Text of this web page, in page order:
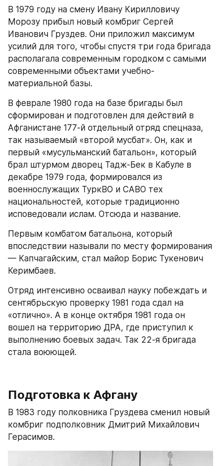
В 1979 году на смену Ивану Кирилловичу
Морозу прибыл новый комбриг Сергей
Иванович Груздев. Они приложил максимум
усилий для того, чтобы спустя три года бригада
располагала современным городком с самыми
современными объектами учебно-
материальной базы.
В феврале 1980 года на базе бригады был
сформирован и подготовлен для действий в
Афганистане 177-й отдельный отряд спецназа,
так называемый «второй мусбат». Он, как и
первый «мусульманский батальон», который
брал штурмом дворец Тадж-Бек в Кабуле в
декабре 1979 года, формировался из
военнослужащих ТуркВО и САВО тех
национальностей, которые традиционно
исповедовали ислам. Отсюда и название.
Первым комбатом батальона, который
впоследствии называли по месту формирования
— Капчагайским, стал майор Борис Тукенович
Керимбаев.
Отряд интенсивно осваивал науку побеждать и
сентябрьскую проверку 1981 года сдал на
«отлично». А в конце октября 1981 года он
вошел на территорию ДРА, где приступил к
выполнению боевых задач. Так 22-я бригада
стала воюющей.
Подготовка к Афгану
В 1983 году полковника Груздева сменил новый
комбриг подполковник Дмитрий Михайлович
Герасимов.